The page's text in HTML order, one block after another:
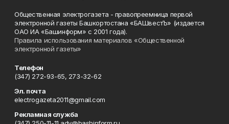
Общественная электрогазета - правопреемница первой
электронной газеты Башкортостана «БАШвестЪ» (издается
ОАО ИА «Башинформ» с 2001 года).
Правила использования материалов «Общественной
электронной газеты»
Телефон
(347) 272-93-65, 273-32-62
Эл. почта
electrogazeta2011@gmail.com
Рекламная служба